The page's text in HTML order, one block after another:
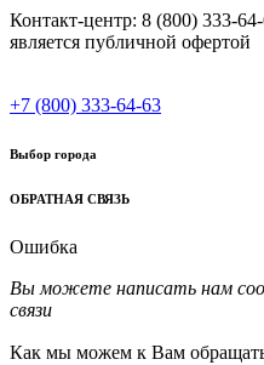
Контакт-центр: 8 (800) 333-
является публичной офертой
+7 (800) 333-64-63
Выбор города
ОБРАТНАЯ СВЯЗЬ
Ошибка
Вы можете написать нам
связи
Как мы можем к Вам